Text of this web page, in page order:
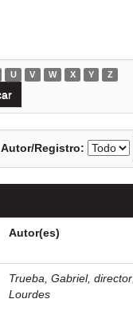
U V W X Y Z
Autor/Registro:
Autor(es)
Trueba, Gabriel, director
Lourdes